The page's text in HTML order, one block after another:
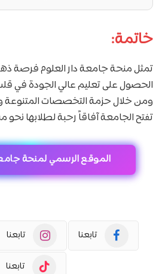
خاتمة:
تمثل منحة جامعة دار العلوم فرصة
الحصول على تعليم عالي الجودة في
ومن خلال حزمة التخصصات المتنوعة
تفتح الجامعة آفاقاً رحبة لطلابها
الموقع الرسمي لمنحة
تابعنا تابعنا
تابعنا